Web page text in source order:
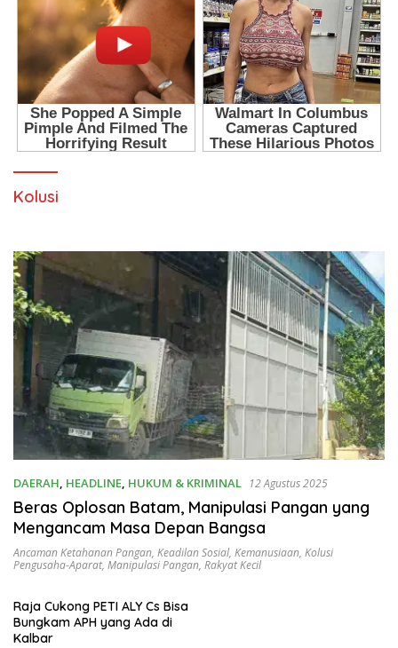
Kolusi
DAERAH, HEADLINE, HUKUM & KRIMINAL 12 Agustus 2025
Beras Oplosan Batam, Manipulasi Pangan yang
Mengancam Masa Depan Bangsa
Ancaman Ketahanan Pangan, Keadilan Sosial, Kemanusiaan, Kolusi
Pengusaha-Aparat, Manipulasi Pangan, Rakyat Kecil
Raja Cukong PETI ALY Cs Bisa
Bungkam APH yang Ada di
Kalbar